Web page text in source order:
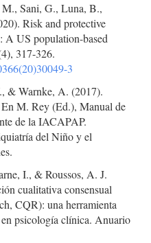
Sani, G., Luna, B.,
Risk and protective
A US population-based
317-326.
3
& Warnke, A. (2017).
M. Rey (Ed.), Manual de
de la IACAPAP.
del Niño y el
I., & Roussos, A. J.
cualitativa consensual
CQR): una herramienta
psicología clínica. Anuario